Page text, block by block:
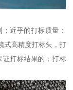
近乎的打标质量：
式高精度打标头，打
证打标结果的；打标